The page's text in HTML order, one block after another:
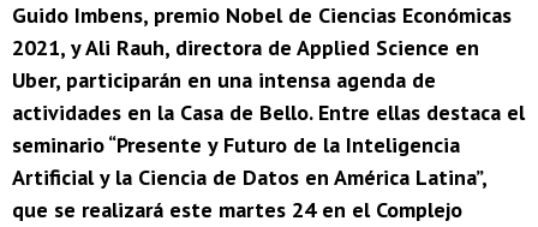
Guido Imbens, premio Nobel de Ciencias Económicas
2021, y Ali Rauh, directora de Applied Science en
Uber, participarán en una intensa agenda de
actividades en la Casa de Bello. Entre ellas destaca el
seminario “Presente y Futuro de la Inteligencia
Artificial y la Ciencia de Datos en América Latina”,
que se realizará este martes 24 en el Complejo